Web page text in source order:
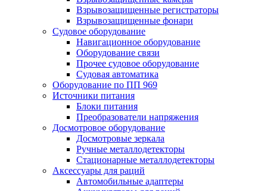
Взрывозащищенные регистраторы
Взрывозащищенные фонари
Судовое оборудование
Навигационное оборудование
Оборудование связи
Прочее судовое оборудование
Судовая автоматика
Оборудование по ПП 969
Источники питания
Блоки питания
Преобразователи напряжения
Досмотровое оборудование
Досмотровые зеркала
Ручные металлодетекторы
Стационарные металлодетекторы
Аксессуары для раций
Автомобильные адаптеры